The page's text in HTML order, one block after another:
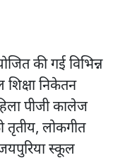
की गई विभिन्न
निकेतन
पीजी कालेज
तृतीय, लोकगीत
स्कूल